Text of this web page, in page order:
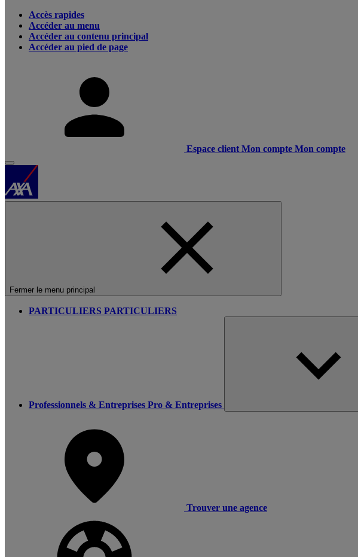
Accès rapides
Accéder au menu
Accéder au contenu principal
Accéder au pied de page
Espace client Mon compte Mon compte
Fermer le menu principal
PARTICULIERS PARTICULIERS
Professionnels & Entreprises Pro & Entreprises
Trouver une agence